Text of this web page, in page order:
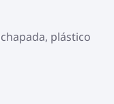
plástico